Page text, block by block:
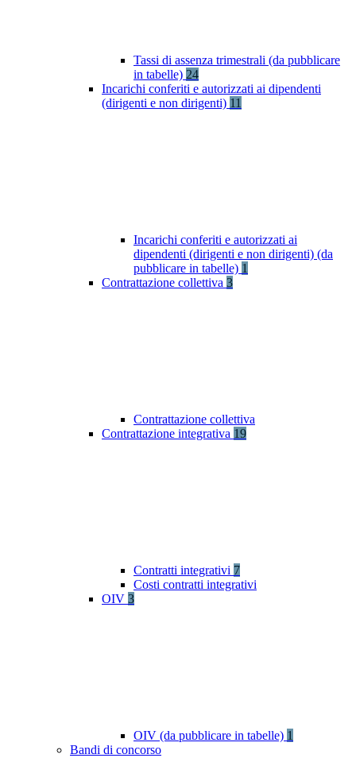
Tassi di assenza trimestrali (da pubblicare
in tabelle) 24
Incarichi conferiti e autorizzati ai dipendenti
(dirigenti e non dirigenti) 11
Incarichi conferiti e autorizzati ai
dipendenti (dirigenti e non dirigenti) (da
pubblicare in tabelle) 1
Contrattazione collettiva 3
Contrattazione collettiva
Contrattazione integrativa 19
Contratti integrativi 7
Costi contratti integrativi
OIV 3
OIV (da pubblicare in tabelle) 1
Bandi di concorso